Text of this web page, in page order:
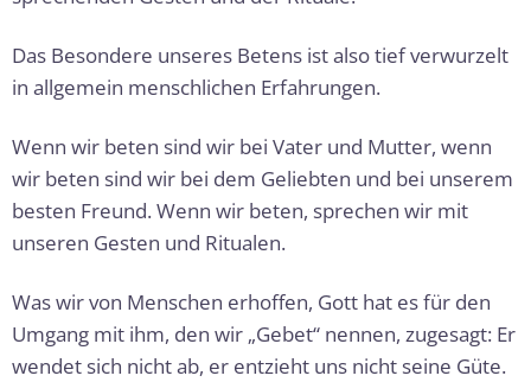
Das Besondere unseres Betens ist also tief verwurzelt
in allge­mein menschlichen Erfahrungen.
Wenn wir beten sind wir bei Vater und Mutter, wenn
wir beten sind wir bei dem Geliebten und bei unserem
besten Freund. Wenn wir beten, sprechen wir mit
unseren Gesten und Ritualen.
Was wir von Menschen erhoffen, Gott hat es für den
Umgang mit ihm, den wir „Gebet“ nennen, zugesagt: Er
wendet sich nicht ab, er entzieht uns nicht seine Güte.